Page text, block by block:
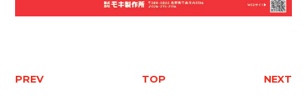
PREV TOP NEXT